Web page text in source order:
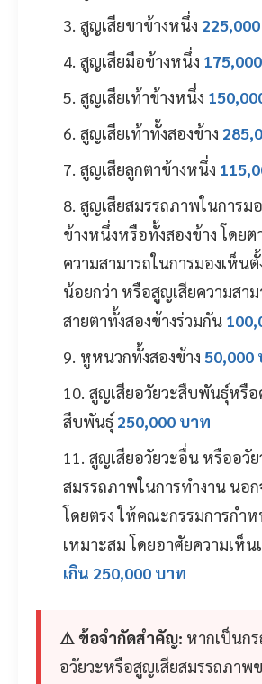
สูญเสียขาข้างหนึ่ง
สูญเสียมือข้างหนึ่ง
สูญเสียเท้าข้างหนึ่ง
สูญเสียเท้าทั้งสองข้าง
สูญเสียลูกตาข้างหนึ่ง
สูญเสียสมรรถภาพในการม
ข้างหนึ่งหรือทั้งสองข้าง โดยต
ความสามารถในการมองเห็น
น้อยกว่า หรือสูญเสียความสาม
สายตาทั้งสองข้างร่วมกัน
หูหนวกทั้งสองข้าง 50,000
สูญเสียอวัยวะสืบพันธุ์หรือ
สืบพันธุ์ 250,000 บาท
สูญเสียอวัยวะอื่น หรืออวั
สมรรถภาพในการทำงาน นอ
โดยตรง ให้คณะกรรมการกำ
เหมาะสม โดยอาศัยความเห็
เกิน 250,000 บาท
⚠️ ข้อจำกัดสำคัญ: หากเป็นก
อวัยวะหรือสูญเสียสมรรถภาพ